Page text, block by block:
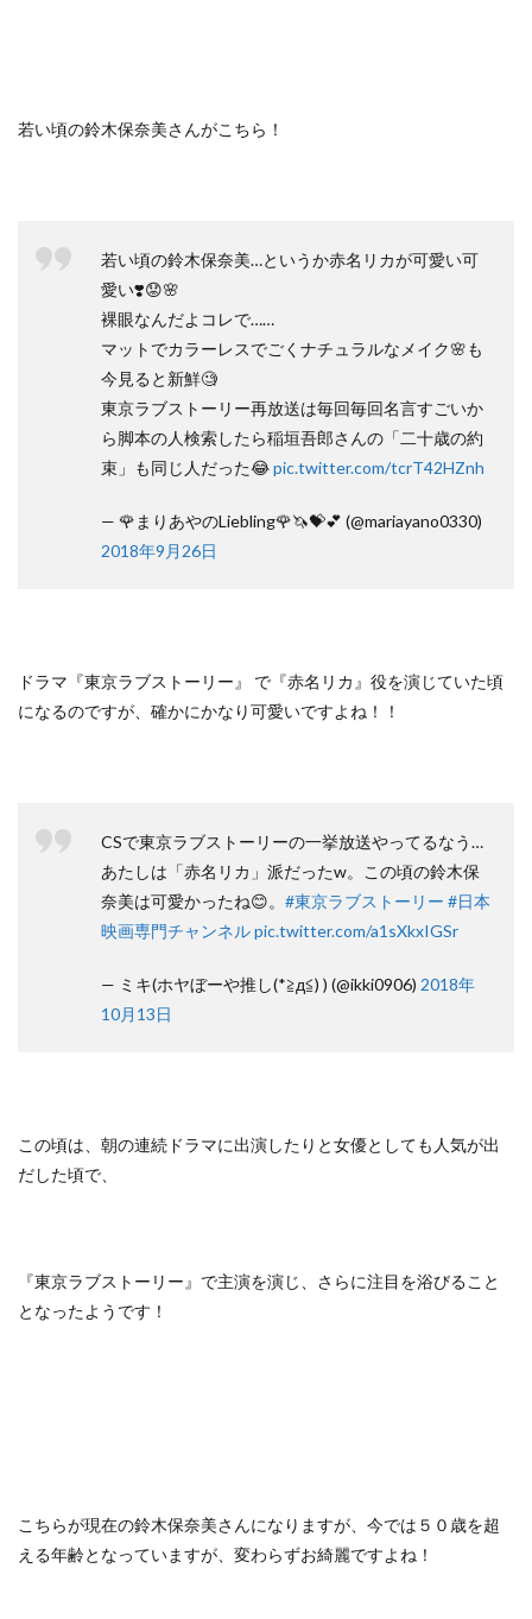
若い頃の鈴木保奈美さんがこちら！
若い頃の鈴木保奈美…というか赤名リカが可愛い可
愛い❣️😟🌸
裸眼なんだよコレで……
マットでカラーレスでごくナチュラルなメイク🌸も
今見ると新鮮🧐
東京ラブストーリー再放送は毎回毎回名言すごいか
ら脚本の人検索したら稲垣吾郎さんの「二十歳の約
束」も同じ人だった😂pic.twitter.com/tcrT42HZnh
— 🌹まりあやのLiebling🌹🦄💝💕 (@mariayano0330)
2018年9月26日
ドラマ『東京ラブストーリー』 で『赤名リカ』役を演じていた頃
になるのですが、確かにかなり可愛いですよね！！
CSで東京ラブストーリーの一挙放送やってるなう…
あたしは「赤名リカ」派だったw。この頃の鈴木保
奈美は可愛かったね😊。 #東京ラブストーリー #日本
映画専門チャンネルpic.twitter.com/a1sXkxIGSr
— ミキ(ホヤぼーや推し(*≧д≦) ) (@ikki0906) 2018年
10月13日
この頃は、朝の連続ドラマに出演したりと女優としても人気が出
だした頃で、
『東京ラブストーリー』で主演を演じ、さらに注目を浴びること
となったようです！
こちらが現在の鈴木保奈美さんになりますが、今では５０歳を超
える年齢となっていますが、変わらずお綺麗ですよね！